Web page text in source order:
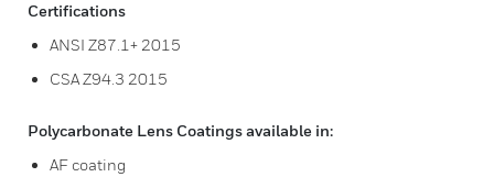
Certifications
ANSI Z87.1+ 2015
CSA Z94.3 2015
Polycarbonate Lens Coatings available in:
AF coating